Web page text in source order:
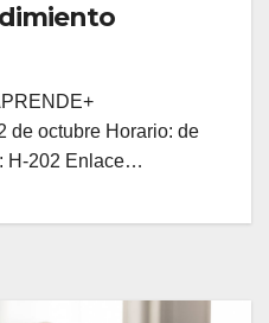
de octubre Horario: de
H-202 Enlace…